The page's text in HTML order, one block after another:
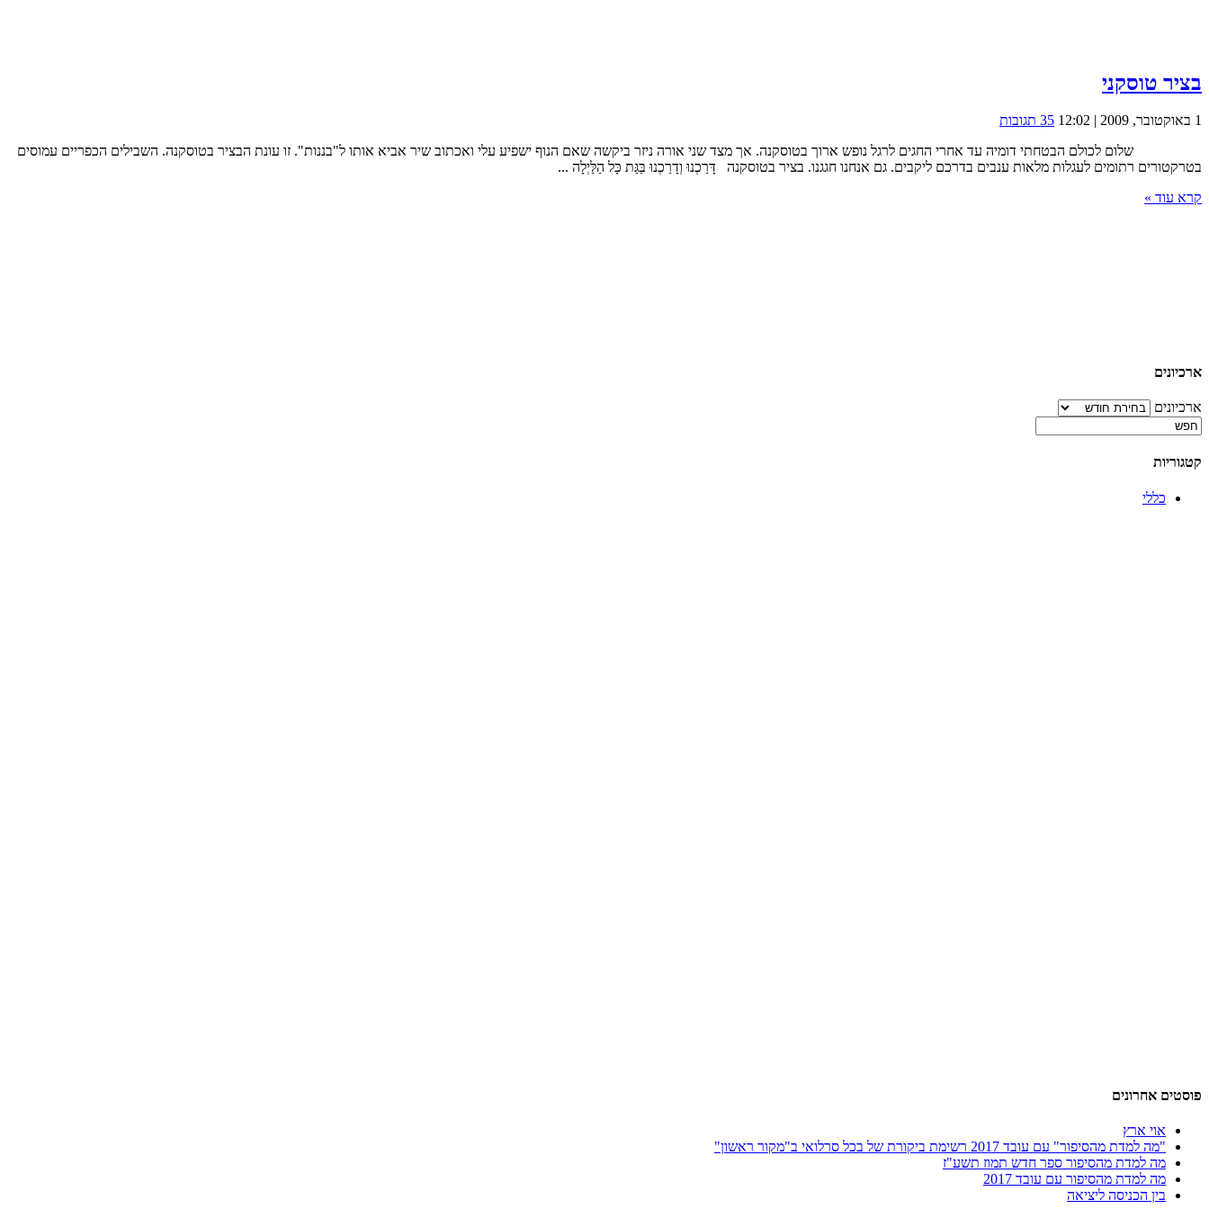
בציר טוסקני
1 באוקטובר, 2009 | 12:02
35 תגובות
שלום לכולם הבטחתי דומיה עד אחרי החגים לרגל נופש ארוך בטוסקנה. אך מצד שני אורה ניזר ביקשה שאם הנוף ישפיע עלי ואכתוב שיר אביא אותו ל"בננות". זו עונת הבציר בטוסקנה. השבילים הכפריים עמוסים
בטרקטורים רתומים לעגלות מלאות ענבים בדרכם ליקבים. גם אנחנו חגגנו. בציר בטוסקנה דָּרַכְנוּ וְדָרַכְנוּ בַּגַּת כָּל הַלַּיְלָה ...
קרא עוד »
ארכיונים
ארכיונים
קטגוריות
כללי
פוסטים אחרונים
אוי ארץ
"מה למדת מהסיפור" עם עובד 2017 רשימת ביקורת של בכל סרלואי ב"מקור ראשון"
מה למדת מהסיפור ספר חדש תמוז תשע"ז
מה למדת מהסיפור עם עובד 2017
בין הכניסה ליציאה